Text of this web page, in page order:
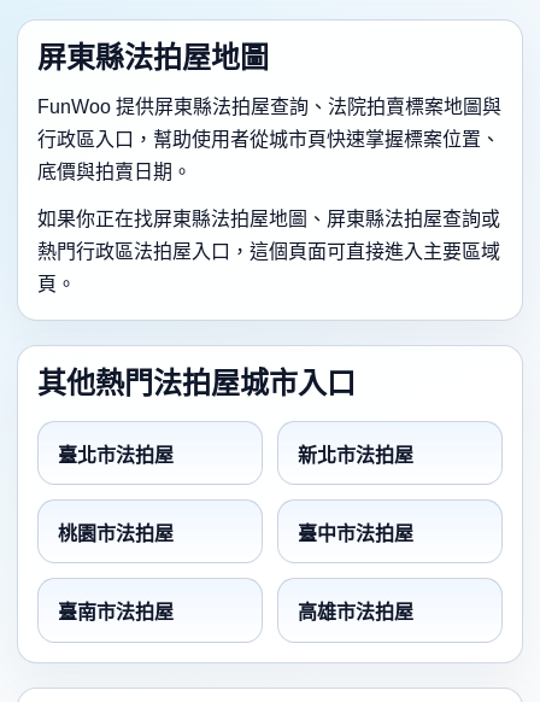
屏東縣法拍屋地圖
FunWoo 提供屏東縣法拍屋查詢、法院拍賣標案地圖與
行政區入口，幫助使用者從城市頁快速掌握標案位置、
底價與拍賣日期。
如果你正在找屏東縣法拍屋地圖、屏東縣法拍屋查詢或
熱門行政區法拍屋入口，這個頁面可直接進入主要區域
頁。
其他熱門法拍屋城市入口
臺北市法拍屋 新北市法拍屋
桃園市法拍屋 臺中市法拍屋
臺南市法拍屋 高雄市法拍屋